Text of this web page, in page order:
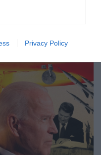
Privacy Policy
zvezi NATO
preprečil konflikt